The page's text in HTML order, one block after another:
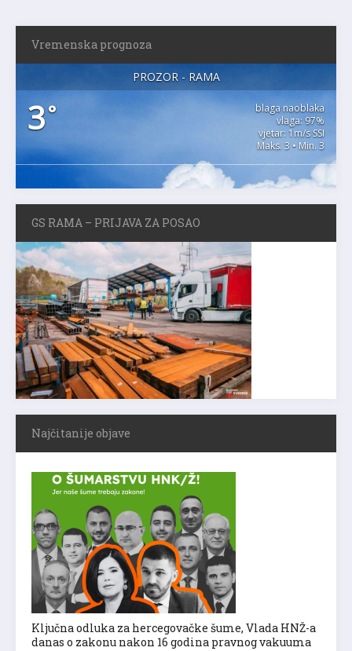
Vremenska prognoza
PROZOR - RAMA
3°
blaga naoblaka
vlaga: 97%
vjetar: 1m/s SSI
Maks. 3 • Min. 3
GS RAMA – PRIJAVA ZA POSAO
Najčitanije objave
Ključna odluka za hercegovačke šume, Vlada HNŽ-a
danas o zakonu nakon 16 godina pravnog vakuuma